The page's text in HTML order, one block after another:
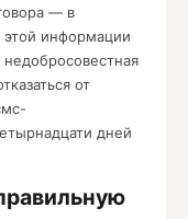
— в
этой информации
от
дней